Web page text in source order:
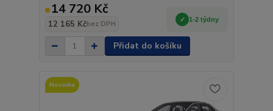
14 720 Kč
12 165 Kčbez DPH
1-2 týdny
Přidat do košíku
Novinka